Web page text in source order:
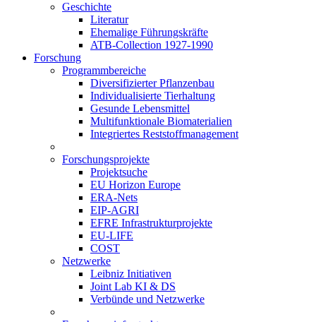
Geschichte
Literatur
Ehemalige Führungskräfte
ATB-Collection 1927-1990
Forschung
Programmbereiche
Diversifizierter Pflanzenbau
Individualisierte Tierhaltung
Gesunde Lebensmittel
Multifunktionale Biomaterialien
Integriertes Reststoffmanagement
Forschungsprojekte
Projektsuche
EU Horizon Europe
ERA-Nets
EIP-AGRI
EFRE Infrastrukturprojekte
EU-LIFE
COST
Netzwerke
Leibniz Initiativen
Joint Lab KI & DS
Verbünde und Netzwerke